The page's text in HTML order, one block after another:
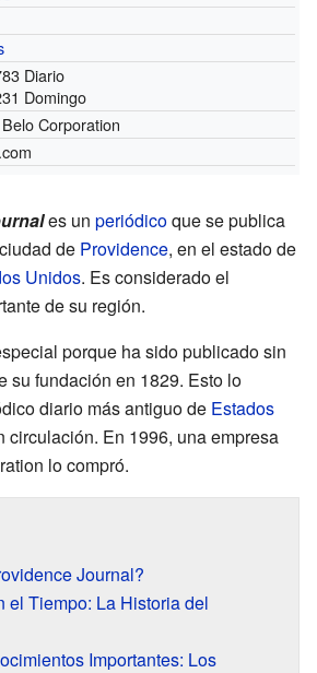
Diario
Domingo
Corporation
es un periódicoque se publica
de Providence, en el estado de
Unidos. Es considerado el
de su región.
porque ha sido publicado sin
su fundación en 1829. Esto lo
diario más antiguo de Estados
circulación. En 1996, una empresa
lo compró.
Journal?
el Tiempo: La Historia del
Importantes: Los